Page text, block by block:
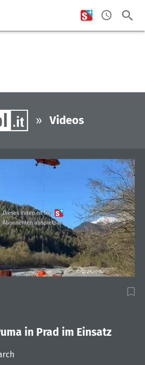
» Videos
Dieses Video ist für
Abonnenten abspielbar
in Prad im Einsatz